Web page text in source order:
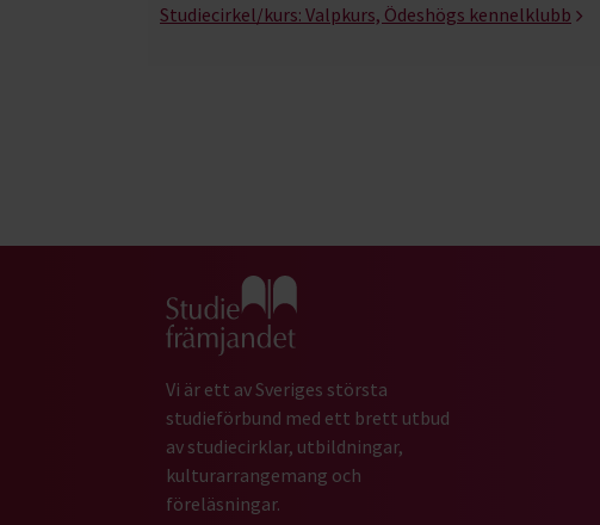
Studiecirkel/kurs: Valpkurs, Ödeshögs kennelklubb
Gå till studiefrämjandets startsida
Vi är ett av Sveriges största
studieförbund med ett brett utbud
av studiecirklar, utbildningar,
kulturarrangemang och
föreläsningar.